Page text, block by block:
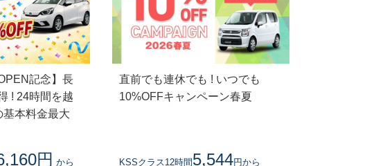
記念】長
! 24時間を越
基本料金最大
円 から
直前でも連休でも ! いつでも
10%OFFキャンペーン春夏
KSSクラス12時間5,544円から